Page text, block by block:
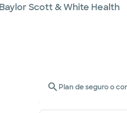
Scott & White Health
Plan de seguro o